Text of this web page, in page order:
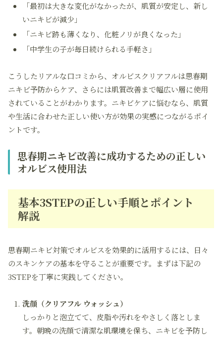
「最初は大きな変化がなかったが、肌質が安定し、新し
いニキビが減少」
「ニキビ跡も薄くなり、化粧ノリが良くなった」
「中学生の子が毎日続けられる手軽さ」
こうしたリアルな口コミから、オルビスクリアフルは思春期
ニキビ予防からケア、さらには肌質改善まで幅広い層に使用
されていることがわかります。ニキビケアに悩むなら、肌質
や生活に合わせた正しい使い方が効果の実感につながるポイ
ントです。
思春期ニキビ改善に成功するための正しい
オルビス使用法
基本3STEPの正しい手順とポイント
解説
思春期ニキビ対策でオルビスを効果的に活用するには、日々
のスキンケアの基本を守ることが重要です。まずは下記の
3STEPを丁寧に実践してください。
洗顔（クリアフル ウォッシュ）
しっかりと泡立てて、皮脂や汚れをやさしく落としま
す。朝晩の洗顔で清潔な肌環境を保ち、ニキビを予防し